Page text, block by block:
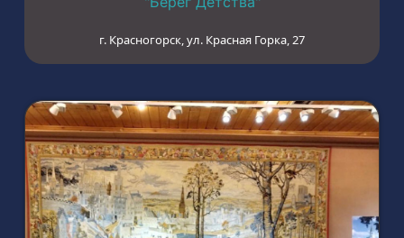
г. Красногорск, ул. Красная Горка, 27